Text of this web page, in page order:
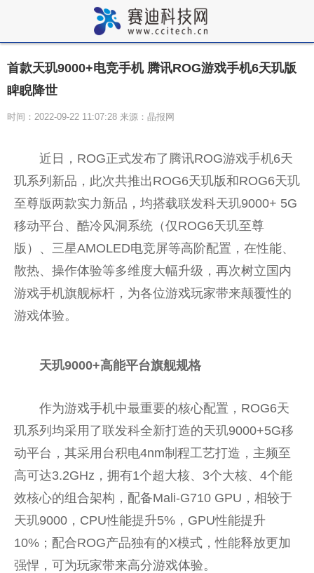
首款天玑9000+电竞手机 腾讯ROG游戏手机6天玑版
睥睨降世
时间：2022-09-22 11:07:28 来源：晶报网
近日，ROG正式发布了腾讯ROG游戏手机6天
玑系列新品，此次共推出ROG6天玑版和ROG6天玑
至尊版两款实力新品，均搭载联发科天玑9000+ 5G
移动平台、酷冷风洞系统（仅ROG6天玑至尊
版）、三星AMOLED电竞屏等高阶配置，在性能、
散热、操作体验等多维度大幅升级，再次树立国内
游戏手机旗舰标杆，为各位游戏玩家带来颠覆性的
游戏体验。
天玑9000+高能平台旗舰规格
作为游戏手机中最重要的核心配置，ROG6天
玑系列均采用了联发科全新打造的天玑9000+5G移
动平台，其采用台积电4nm制程工艺打造，主频至
高可达3.2GHz，拥有1个超大核、3个大核、4个能
效核心的组合架构，配备Mali-G710 GPU，相较于
天玑9000，CPU性能提升5%，GPU性能提升
10%；配合ROG产品独有的X模式，性能释放更加
强悍，可为玩家带来高分游戏体验。